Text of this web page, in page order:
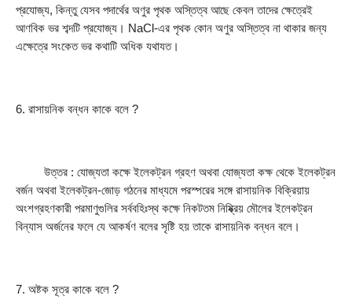
প্রযােজ্য, কিন্তু যেসব পদার্থের অণুর পৃথক অস্তিত্ব আছে কেবল তাদের ক্ষেত্রেই
আণবিক ভর শব্দটি প্রযােজ্য। NaCl-এর পৃথক কোন অণুর অস্তিত্ব না থাকার জন্য
এক্ষেত্রে সংকেত ভর কথাটি অধিক যথাযত।
6. রাসায়নিক বন্ধন কাকে বলে ?
উত্তর : যােজ্যতা কক্ষে ইলেকট্রন গ্রহণ অথবা যােজ্যতা কক্ষ থেকে ইলেকট্রন
বর্জন অথবা ইলেকট্রন-জোড় গঠনের মাধ্যমে পরস্পরের সঙ্গে রাসায়নিক বিক্রিয়ায়
অংশগ্রহণকারী পরমাণুগুলির সর্ববহিঃস্থ কক্ষে নিকটতম নিষ্ক্রিয় মৌলের ইলেকট্রন
বিন্যাস অর্জনের ফলে যে আকর্ষণ বলের সৃষ্টি হয় তাকে রাসায়নিক বন্ধন বলে।
7. অষ্টক সূত্র কাকে বলে ?